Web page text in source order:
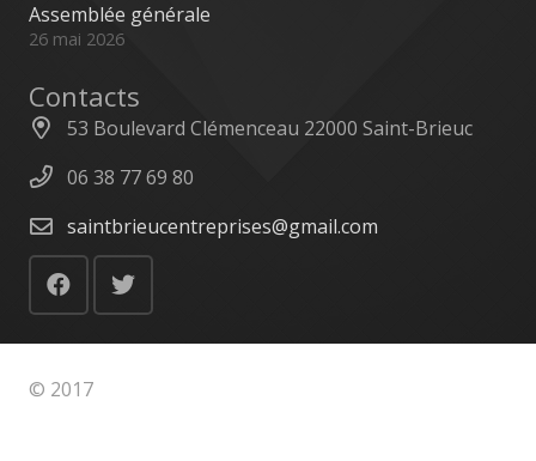
Assemblée générale
26 mai 2026
Contacts
53 Boulevard Clémenceau 22000 Saint-Brieuc
06 38 77 69 80
saintbrieucentreprises@gmail.com
© 2017